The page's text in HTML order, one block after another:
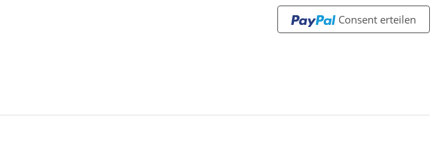
Consent erteilen